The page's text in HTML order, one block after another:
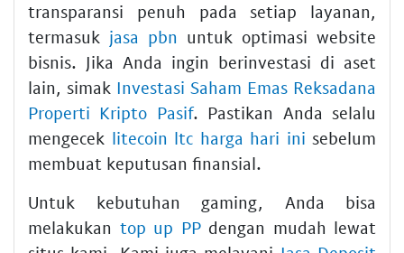
transparansi penuh pada setiap layanan,
termasuk jasa pbn untuk optimasi website
bisnis. Jika Anda ingin berinvestasi di aset
lain, simak Investasi Saham Emas Reksadana
Properti Kripto Pasif. Pastikan Anda selalu
mengecek litecoin ltc harga hari ini sebelum
membuat keputusan finansial.
Untuk kebutuhan gaming, Anda bisa
melakukan top up PPdengan mudah lewat